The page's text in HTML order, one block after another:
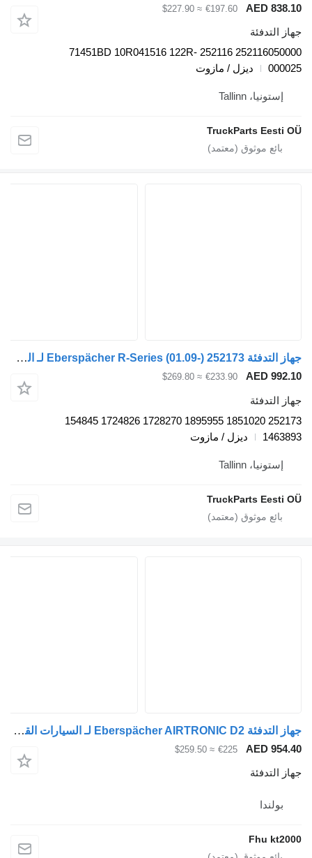
€197.60
≈ $227.90
252116050000 252116 71451BD 10R041516 122R-
ديزل / مازوت
TruckParts
جهاز التدفئة Eberspächer R-Series (01.09-) 252173 لـ السيارات القاطرة Scania P,G,R,T-series (2004-2017)
€233.90
≈ $269.80
252173 1851020 1895955 1728270 1724826 154845
ديزل / مازوت
TruckParts
جهاز التدفئة Eberspächer AIRTRONIC D2 لـ السيارات القاطرة Scania R
€225
≈ $259.50